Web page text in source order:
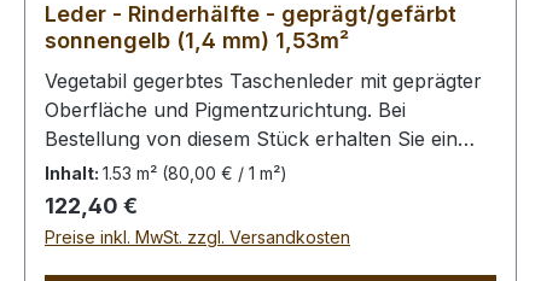
Leder - Rinderhälfte - geprägt/gefärbt
sonnengelb (1,4 mm) 1,53m²
Vegetabil gegerbtes Taschenleder mit geprägter
Oberfläche und Pigmentzurichtung. Bei
Bestellung von diesem Stück erhalten Sie ein
1,53 m² großes Leder. Das Kernstück ist 120 cm
x 50 cm groß (siehe Foto 2).
Inhalt: 1.53 m² (80,00 € / 1 m²)
Regulärer Preis:
122,40 €
Preise inkl. MwSt. zzgl. Versandkosten